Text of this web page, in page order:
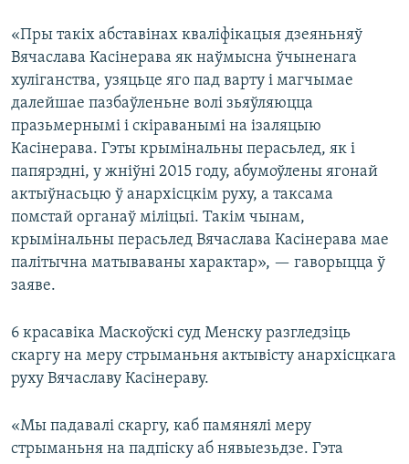
«Пры такіх абставінах кваліфікацыя дзеяньняў
Вячаслава Касінерава як наўмысна ўчыненага
хуліганства, узяцьце яго пад варту і магчымае
далейшае пазбаўленьне волі зьяўляюцца
празьмернымі і скіраванымі на ізаляцыю
Касінерава. Гэты крымінальны перасьлед, як і
папярэдні, у жніўні 2015 году, абумоўлены ягонай
актыўнасьцю ў анархісцкім руху, а таксама
помстай органаў міліцыі. Такім чынам,
крымінальны перасьлед Вячаслава Касінерава мае
палітычна матываваны характар», — гаворыцца ў
заяве.
6 красавіка Маскоўскі суд Менску разгледзіць
скаргу на меру стрыманьня актывісту анархісцкага
руху Вячаславу Касінераву.
«Мы падавалі скаргу, каб памянялі меру
стрыманьня на падпіску аб нявыезьдзе. Гэта